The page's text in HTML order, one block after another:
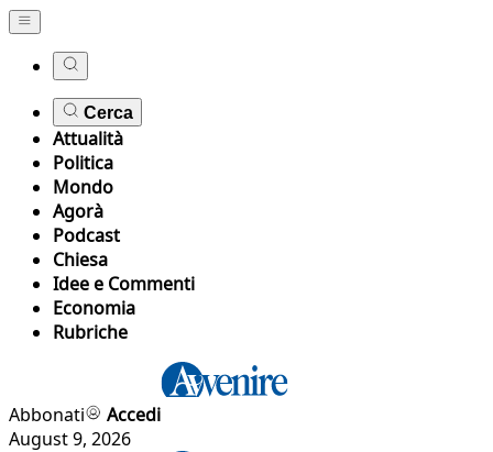
Cerca
Attualità
Politica
Mondo
Agorà
Podcast
Chiesa
Idee e Commenti
Economia
Rubriche
Abbonati
Accedi
August 9, 2026